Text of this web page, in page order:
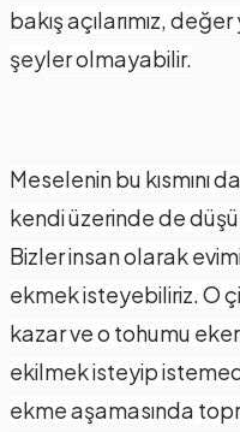
bakış açılarımız,
şeyler olmayabilir.
Meselenin bu kısmını
kendi üzerinde de
Bizler insan olarak
ekmek isteyebiliriz. O
kazar ve o tohumu
ekilmek isteyip
ekme aşamasında